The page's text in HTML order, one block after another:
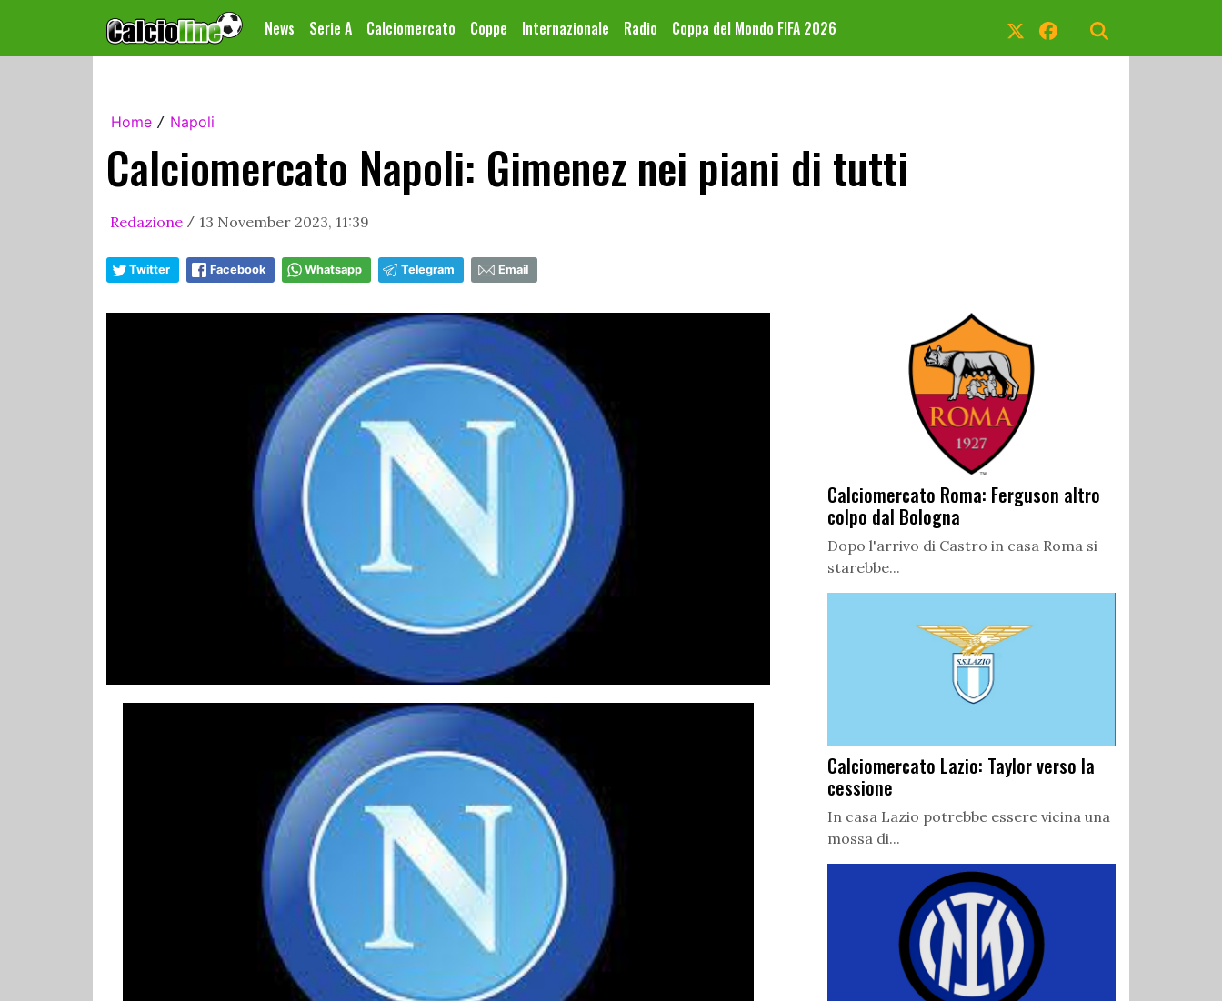
News Serie A Calciomercato Coppe Internazionale Radio Coppa del Mondo FIFA 2026
Home / Napoli
Calciomercato Napoli: Gimenez nei piani di tutti
Redazione / 13 November 2023, 11:39
Twitter Facebook Whatsapp Telegram Email
Calciomercato Roma: Ferguson altro
colpo dal Bologna
Dopo l'arrivo di Castro in casa Roma si
starebbe...
Calciomercato Lazio: Taylor verso la
cessione
In casa Lazio potrebbe essere vicina una
mossa di...